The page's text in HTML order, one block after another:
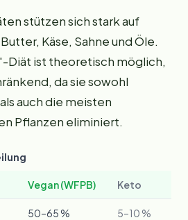
stützen sich stark auf
Käse, Sahne und Öle.
Diät ist theoretisch möglich,
da sie sowohl
auch die meisten
Pflanzen eliminiert.
Vegan (WFPB) Keto
50–65 % 5–10 %